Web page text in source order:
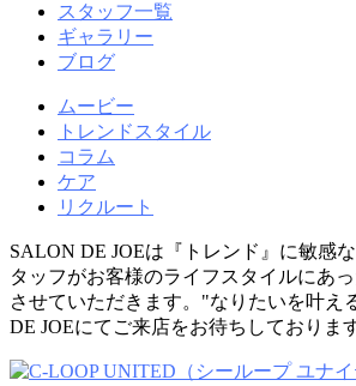
スタッフ一覧
ギャラリー
ブログ
ムービー
トレンドスタイル
コラム
ケア
リクルート
SALON DE JOEは『トレンド』に敏感
タッフがお客様のライフスタイルにあ
させていただきます。"なりたいを叶え
DE JOEにてご来店をお待ちしております